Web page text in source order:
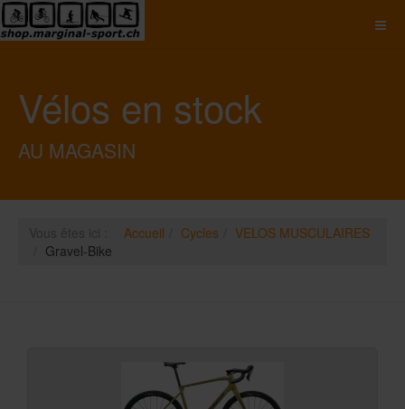
Vélos en stock
AU MAGASIN
Accueil Cycles
VELOS MUSCULAIRES
Gravel-Bike